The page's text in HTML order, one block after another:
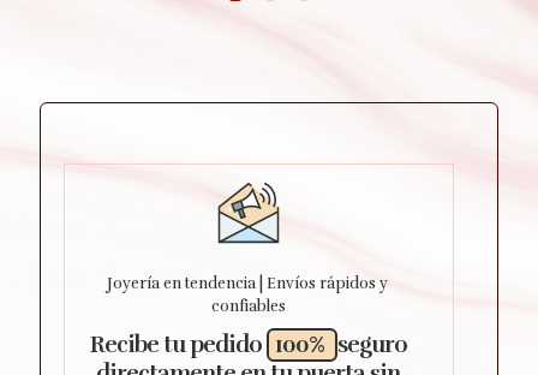
Recibe tu pedido 100% seguro
Joyería en tendencia | Envíos rápidos y
confiables